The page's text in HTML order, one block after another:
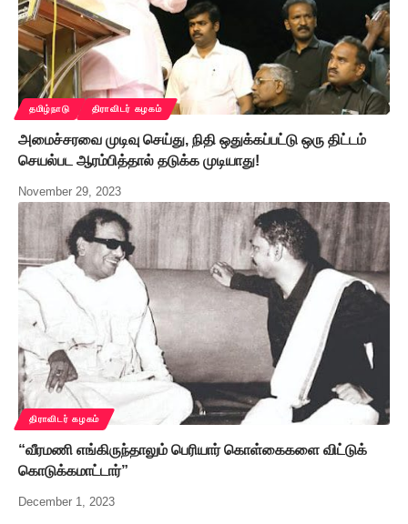
தமிழ்நாடு திராவிடர் கழகம்
அமைச்சரவை முடிவு செய்து, நிதி ஒதுக்கப்பட்டு ஒரு திட்டம்
செயல்பட ஆரம்பித்தால் தடுக்க முடியாது!
November 29, 2023
திராவிடர் கழகம்
“வீரமணி எங்கிருந்தாலும் பெரியார் கொள்கைகளை விட்டுக்
கொடுக்கமாட்டார்”
December 1, 2023